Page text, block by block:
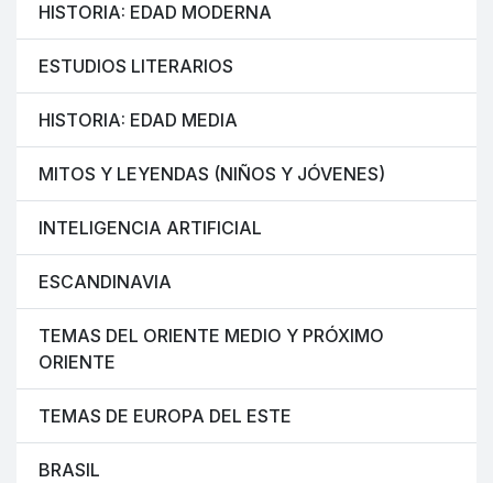
HISTORIA: EDAD MODERNA
ESTUDIOS LITERARIOS
HISTORIA: EDAD MEDIA
MITOS Y LEYENDAS (NIÑOS Y JÓVENES)
INTELIGENCIA ARTIFICIAL
ESCANDINAVIA
TEMAS DEL ORIENTE MEDIO Y PRÓXIMO
ORIENTE
TEMAS DE EUROPA DEL ESTE
BRASIL